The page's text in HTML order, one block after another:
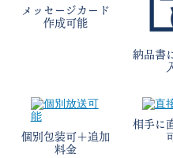
メッセージカード
作成可能
納品書
個別包装可＋追加
料金
相手に